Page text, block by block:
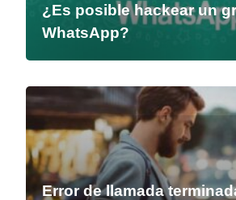
¿Es posible hackear un
WhatsApp?
Error de llamada